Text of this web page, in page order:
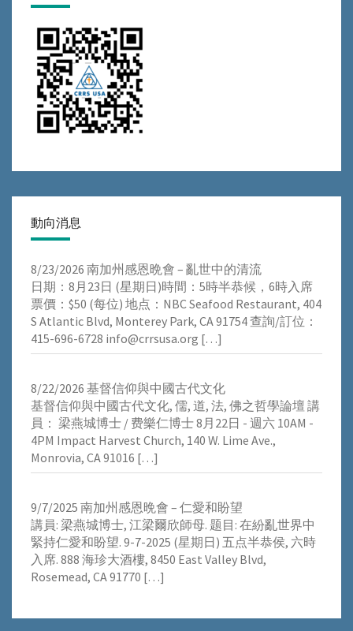
動向消息
8/23/2026 南加州感恩晩會 – 亂世中的清流
⽇期：8⽉23⽇ (星期⽇)時間：5時半恭候，6時⼊席
票價：$50 (每位) 地点：NBC Seafood Restaurant, 404
S Atlantic Blvd, Monterey Park, CA 91754 查詢/訂位：
415-696-6728 info@crrsusa.org […]
8/22/2026 基督信仰與中國古代文化
基督信仰與中國古代文化, 儒, 道, 法, 佛之哲學論壇 講
員： 梁燕城博士 / 费樂仁博士 8月22日 - 週六 10AM -
4PM Impact Harvest Church, 140 W. Lime Ave.,
Monrovia, CA 91016 […]
9/7/2025 南加州感恩晩會 – 仁愛和盼望
講員: 梁燕城博士, 江梁爾欣師母. 题目: 在紛亂世界中
緊持仁愛和盼望. 9-7-2025 (星期日) 五点半恭侯, 六時
入席. 888 海珍大酒樓, 8450 East Valley Blvd,
Rosemead, CA 91770 […]